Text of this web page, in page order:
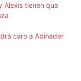
Alexis tienen que
caro a Abinader